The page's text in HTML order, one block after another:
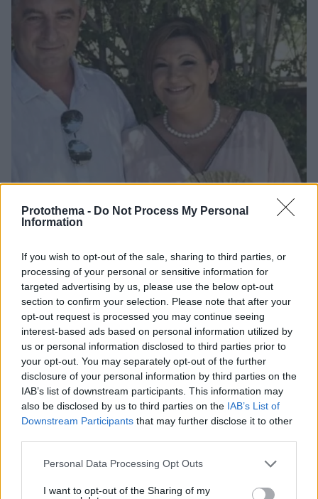
Protothema - Do Not Process My Personal
Information
If you wish to opt-out of the sale, sharing to third parties, or
processing of your personal or sensitive information for
targeted advertising by us, please use the below opt-out
section to confirm your selection. Please note that after your
opt-out request is processed you may continue seeing
interest-based ads based on personal information utilized by
us or personal information disclosed to third parties prior to
your opt-out. You may separately opt-out of the further
disclosure of your personal information by third parties on the
IAB’s list of downstream participants. This information may
also be disclosed by us to third parties on the IAB’s List of
Downstream Participants that may further disclose it to other
Please note that this website/app uses one or more Google
not limited to your visit or usage behaviour. You may click to
Personal Data Processing Opt Outs
I want to opt-out of the Sharing of my
To συγκινητικό μήνυμα της συζύγου του Καραϊβάζ για
όσους πέρασαν το Πάσχα χωρίς τους αγαπημένους τους
Το «Χριστός Ανέστη» είναι μια ευχή που παίρνει άλλη
διάσταση στο μυαλό εκείνων που βιώνουν την
απώλεια, γράφει η Στάθα Αλεξανδροπούλου
Καραϊβάζ
17.04.2023, 10:32